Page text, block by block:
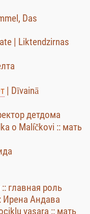
Das
| Liktendzirnas
| Dīvainā
детдома
o Malíčkovi :: мать
главная роль
Ирена Андава
vasara :: мать